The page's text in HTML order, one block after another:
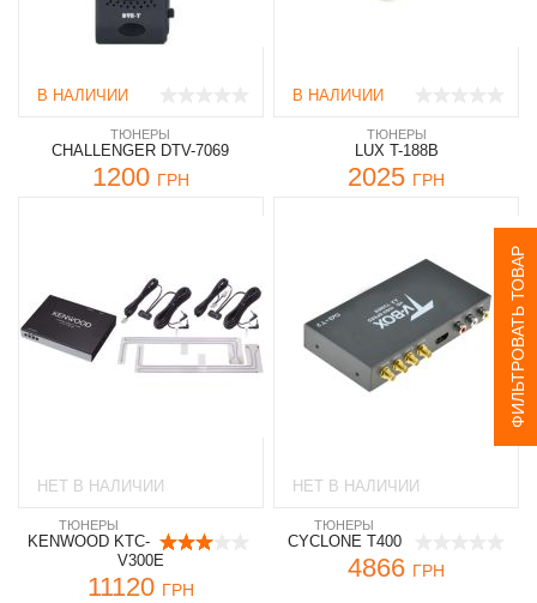
ФИЛЬТРОВАТЬ ТОВАР
В НАЛИЧИИ
ТЮНЕРЫ
CHALLENGER DTV-7069
1200 ГРН
В НАЛИЧИИ
ТЮНЕРЫ
LUX T-188B
2025 ГРН
НЕТ В НАЛИЧИИ
ТЮНЕРЫ
KENWOOD KTC-
V300E
11120 ГРН
НЕТ В НАЛИЧИИ
ТЮНЕРЫ
CYCLONE T400
4866 ГРН